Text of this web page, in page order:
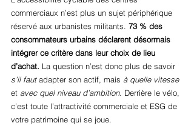
commerciaux n’est plus un sujet périphérique
réservé aux urbanistes militants. 73 % des
consommateurs urbains déclarent désormais
intégrer ce critère dans leur choix de lieu
d’achat. La question n’est donc plus de savoir
s’il faut adapter son actif, mais à quelle vitesse
et avec quel niveau d’ambition. Derrière le vélo,
c’est toute l’attractivité commerciale et ESG de
votre patrimoine qui se joue.